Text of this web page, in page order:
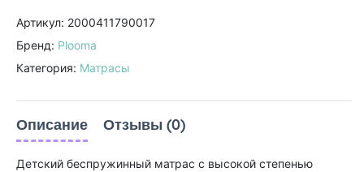
Артикул: 2000411790017
Бренд: Plooma
Категория: Матрасы
Описание Отзывы (0)
Детский беспружинный матрас с высокой степенью